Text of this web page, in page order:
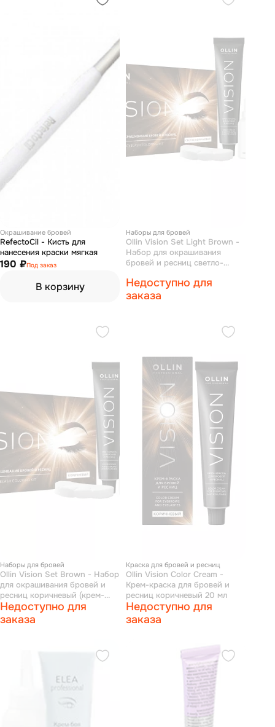
Окрашивание бровей
RefectoCil - Кисть для
нанесения краски мягкая
190 ₽Под заказ
В корзину
Наборы для бровей
Ollin Vision Set Light Brown -
Набор для окрашивания
бровей и ресниц светло-
мл, окисляющая эмульсия 20
мл)
Недоступно для
заказа
Наборы для бровей
Ollin Vision Set Brown - Набор
для окрашивания бровей и
ресниц коричневый (крем-
краска 20 мл, окисляющая
эмульсия 20 мл)
Недоступно для
заказа
Краска для бровей и ресниц
Ollin Vision Color Cream -
Крем-краска для бровей и
ресниц коричневый 20 мл
Недоступно для
заказа